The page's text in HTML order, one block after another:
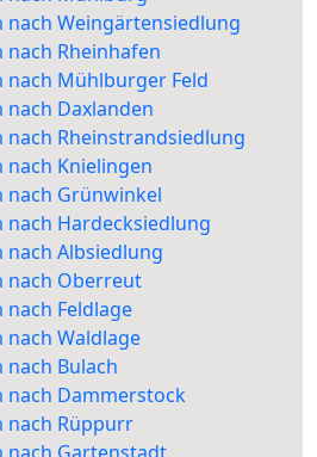
nach Weingärtensiedlung
Rheinhafen
nach Mühlburger Feld
Daxlanden
Rheinstrandsiedlung
Knielingen
nach Grünwinkel
Hardecksiedlung
Albsiedlung
nach Oberreut
Feldlage
Waldlage
Bulach
nach Dammerstock
nach Rüppurr